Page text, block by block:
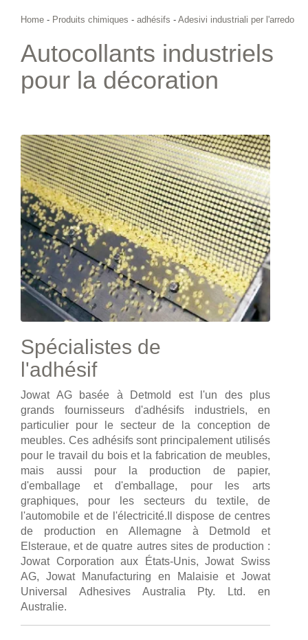
Home - Produits chimiques - adhésifs - Adesivi industriali per l'arredo
Autocollants industriels
pour la décoration
Spécialistes de
l'adhésif
Jowat AG basée à Detmold est l'un des plus
grands fournisseurs d'adhésifs industriels, en
particulier pour le secteur de la conception de
meubles. Ces adhésifs sont principalement utilisés
pour le travail du bois et la fabrication de meubles,
mais aussi pour la production de papier,
d'emballage et d'emballage, pour les arts
graphiques, pour les secteurs du textile, de
l'automobile et de l'électricité.Il dispose de centres
de production en Allemagne à Detmold et
Elsteraue, et de quatre autres sites de production :
Jowat Corporation aux États-Unis, Jowat Swiss
AG, Jowat Manufacturing en Malaisie et Jowat
Universal Adhesives Australia Pty. Ltd. en
Australie.